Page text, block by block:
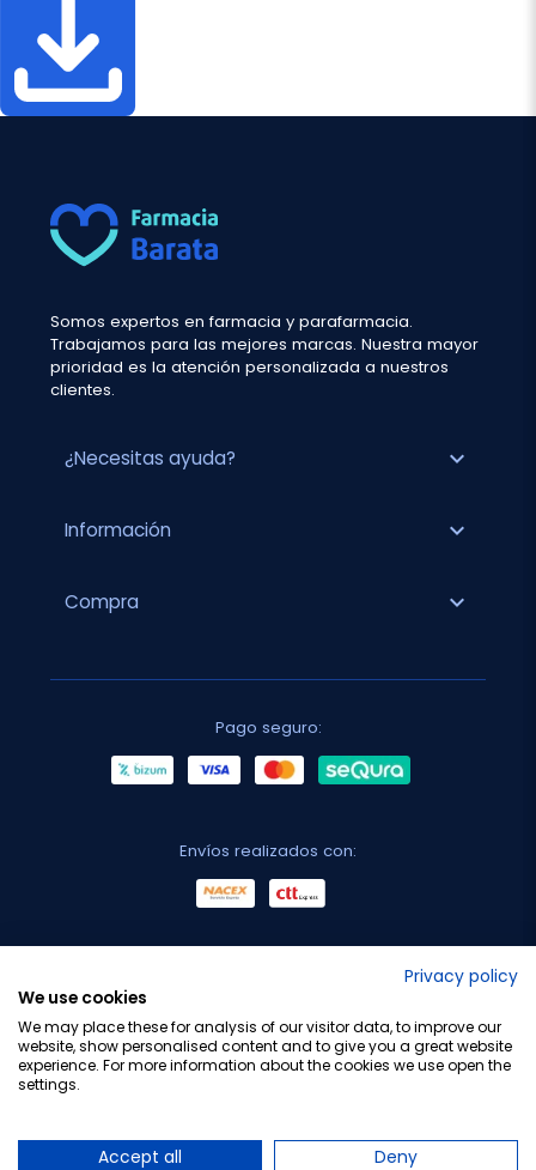
Somos expertos en farmacia y parafarmacia.
Trabajamos para las mejores marcas. Nuestra mayor
prioridad es la atención personalizada a nuestros
clientes.
¿Necesitas ayuda? expand_more
Información expand_more
Compra expand_more
Pago seguro:
Envíos realizados con:
Privacy policy
We use cookies
We may place these for analysis of our visitor data, to improve our
website, show personalised content and to give you a great website
experience. For more information about the cookies we use open the
settings.
Accept all Deny